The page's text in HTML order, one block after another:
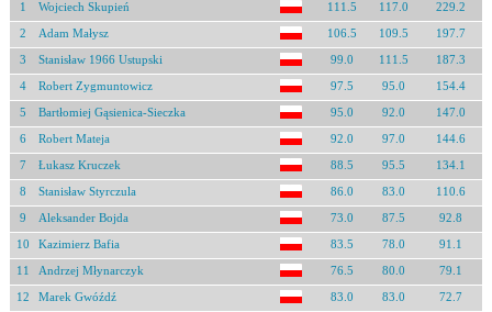
1 Wojciech Skupień 111.5 117.0 229.2
2 Adam Małysz 106.5 109.5 197.7
3 Stanisław 1966 Ustupski 99.0 111.5 187.3
4 Robert Zygmuntowicz 97.5 95.0 154.4
5 Bartłomiej Gąsienica-Sieczka 95.0 92.0 147.0
6 Robert Mateja 92.0 97.0 144.6
7 Łukasz Kruczek 88.5 95.5 134.1
8 Stanisław Styrczula 86.0 83.0 110.6
9 Aleksander Bojda 73.0 87.5 92.8
10 Kazimierz Bafia 83.5 78.0 91.1
11 Andrzej Młynarczyk 76.5 80.0 79.1
12 Marek Gwóźdź 83.0 83.0 72.7